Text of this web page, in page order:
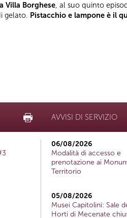
Villa Borghese, al suo quinto
gelato. Pistacchio e lampone è il
AVVISI DI SERVIZIO
06/08/2026
Modalità di accesso e
prenotazione ai
Territorio
05/08/2026
Musei Capitolini: Sale
Horti di Mecenate